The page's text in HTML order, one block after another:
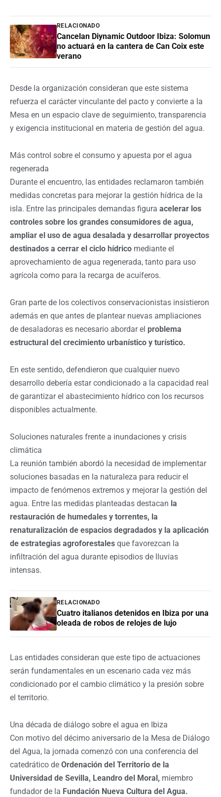
RELACIONADO
Cancelan Diynamic Outdoor Ibiza: Solomun
no actuará en la cantera de Can Coix este
verano
Desde la organización consideran que este sistema
refuerza el carácter vinculante del pacto y convierte a la
Mesa en un espacio clave de seguimiento, transparencia
y exigencia institucional en materia de gestión del agua.
Más control sobre el consumo y apuesta por el agua
regenerada
Durante el encuentro, las entidades reclamaron también
medidas concretas para mejorar la gestión hídrica de la
isla. Entre las principales demandas figura acelerar los
controles sobre los grandes consumidores de agua,
ampliar el uso de agua desalada y desarrollar proyectos
destinados a cerrar el ciclo hídrico mediante el
aprovechamiento de agua regenerada, tanto para uso
agrícola como para la recarga de acuíferos.
Gran parte de los colectivos conservacionistas insistieron
además en que antes de plantear nuevas ampliaciones
de desaladoras es necesario abordar el problema
estructural del crecimiento urbanístico y turístico.
En este sentido, defendieron que cualquier nuevo
desarrollo debería estar condicionado a la capacidad real
de garantizar el abastecimiento hídrico con los recursos
disponibles actualmente.
Soluciones naturales frente a inundaciones y crisis
climática
La reunión también abordó la necesidad de implementar
soluciones basadas en la naturaleza para reducir el
impacto de fenómenos extremos y mejorar la gestión del
agua. Entre las medidas planteadas destacan la
restauración de humedales y torrentes, la
renaturalización de espacios degradados y la aplicación
de estrategias agroforestales que favorezcan la
infiltración del agua durante episodios de lluvias
intensas.
RELACIONADO
Cuatro italianos detenidos en Ibiza por una
oleada de robos de relojes de lujo
Las entidades consideran que este tipo de actuaciones
serán fundamentales en un escenario cada vez más
condicionado por el cambio climático y la presión sobre
el territorio.
Una década de diálogo sobre el agua en Ibiza
Con motivo del décimo aniversario de la Mesa de Diálogo
del Agua, la jornada comenzó con una conferencia del
catedrático de Ordenación del Territorio de la
Universidad de Sevilla, Leandro del Moral, miembro
fundador de la Fundación Nueva Cultura del Agua.